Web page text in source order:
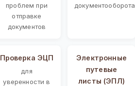
проблем при
отправке
документов
документооборота
Проверка ЭЦП
для
уверенности в
Электронные
путевые
листы (ЭПЛ)